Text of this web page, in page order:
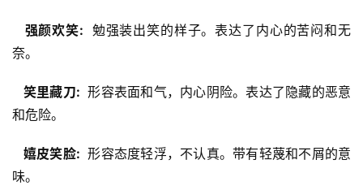
  强颜欢笑:
勉强装出笑的样子。表达了内心的苦闷和无
奈。
  笑里藏刀:
形容表面和气，内心阴险。表达了隐藏的恶意
和危险。
  嬉皮笑脸:
形容态度轻浮，不认真。带有轻蔑和不屑的意
味。